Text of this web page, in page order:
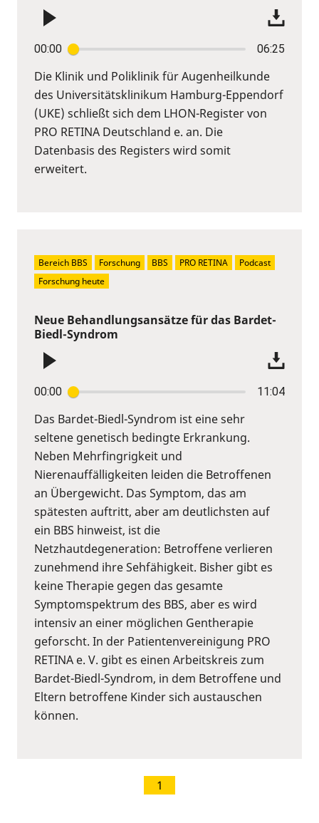
00:00 06:25
Die Klinik und Poliklinik für Augenheilkunde
des Universitätsklinikum Hamburg-Eppendorf
(UKE) schließt sich dem LHON-Register von
PRO RETINA Deutschland e. an. Die
Datenbasis des Registers wird somit
erweitert.
Neue Behandlungsansätze für das Bardet-
Biedl-Syndrom
00:00 11:04
Das Bardet-Biedl-Syndrom ist eine sehr
seltene genetisch bedingte Erkrankung.
Neben Mehrfingrigkeit und
Nierenauffälligkeiten leiden die Betroffenen
an Übergewicht. Das Symptom, das am
spätesten auftritt, aber am deutlichsten auf
ein BBS hinweist, ist die
Netzhautdegeneration: Betroffene verlieren
zunehmend ihre Sehfähigkeit. Bisher gibt es
keine Therapie gegen das gesamte
Symptomspektrum des BBS, aber es wird
intensiv an einer möglichen Gentherapie
geforscht. In der Patientenvereinigung PRO
RETINA e. V. gibt es einen Arbeitskreis zum
Bardet-Biedl-Syndrom, in dem Betroffene und
Eltern betroffene Kinder sich austauschen
können.
Bereich BBS Forschung BBS PRO RETINA
Podcast
Forschung heute
1